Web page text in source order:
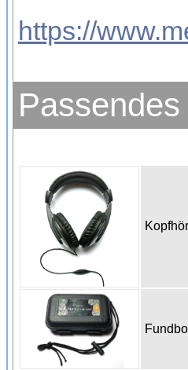
https://